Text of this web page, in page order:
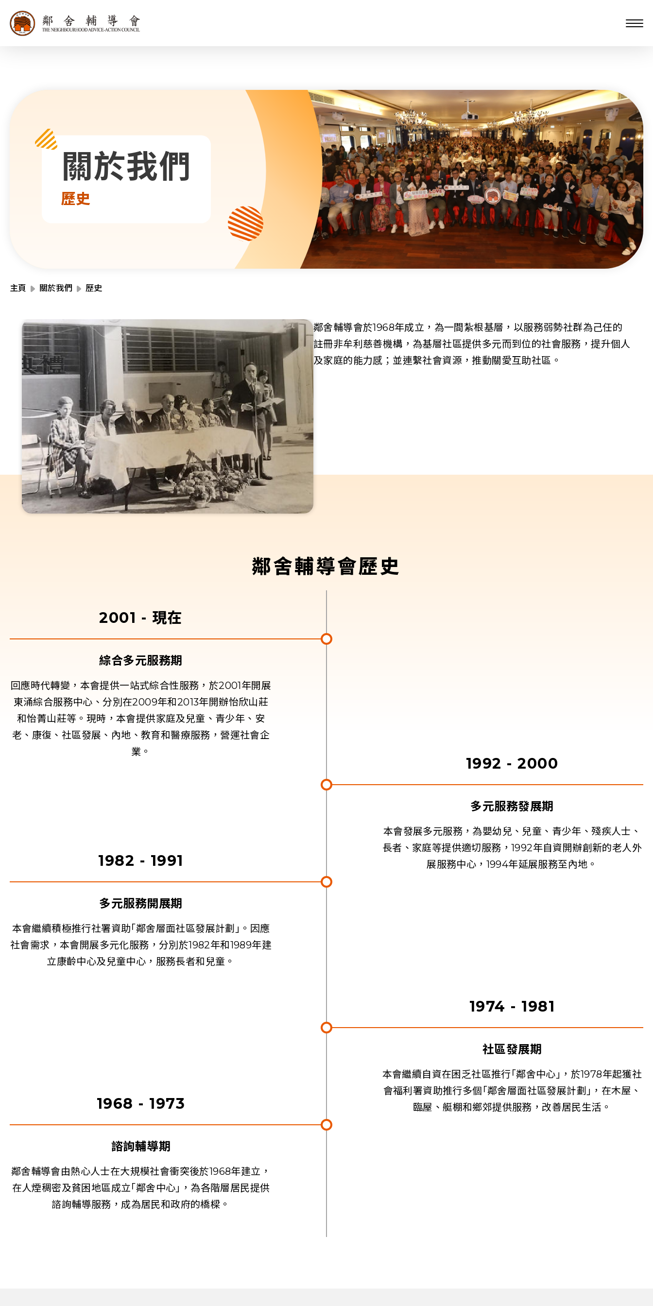
關於我們
歷史
主頁 關於我們 歷史
鄰舍輔導會於1968年成立，為一間紮根基層，以服務弱勢社群為己任的
註冊非牟利慈善機構，為基層社區提供多元而到位的社會服務，提升個人
及家庭的能力感；並連繫社會資源，推動關愛互助社區。
鄰舍輔導會歷史
2001 - 現在
綜合多元服務期
回應時代轉變，本會提供一站式綜合性服務，於2001年開展
東涌綜合服務中心、分別在2009年和2013年開辦怡欣山莊
和怡菁山莊等。現時，本會提供家庭及兒童、青少年、安
老、康復、社區發展、內地、教育和醫療服務，營運社會企
業。
1992 - 2000
多元服務發展期
本會發展多元服務，為嬰幼兒、兒童、青少年、殘疾人士、
長者、家庭等提供適切服務，1992年自資開辦創新的老人外
展服務中心，1994年延展服務至內地。
1982 - 1991
多元服務開展期
本會繼續積極推行社署資助｢鄰舍層面社區發展計劃｣。因應
社會需求，本會開展多元化服務，分別於1982年和1989年建
立康齡中心及兒童中心，服務長者和兒童。
1974 - 1981
社區發展期
本會繼續自資在困乏社區推行｢鄰舍中心｣，於1978年起獲社
會福利署資助推行多個｢鄰舍層面社區發展計劃｣，在木屋、
臨屋、艇棚和鄉郊提供服務，改善居民生活。
1968 - 1973
諮詢輔導期
鄰舍輔導會由熱心人士在大規模社會衝突後於1968年建立，
在人煙稠密及貧困地區成立｢鄰舍中心｣，為各階層居民提供
諮詢輔導服務，成為居民和政府的橋樑。
招標項目
關於我們
內地服務
教育服務
醫療衞生服務
社會企業
我們的服務
我們的夥伴
捐款方法
加入義工
支持我們
新聞稿及媒體報導
年報
會訊及刊物
財務報告
資源中心
活動焦點
活動報名
最新動向
曲/編曲：郭蓋愆 監製：譚子舜